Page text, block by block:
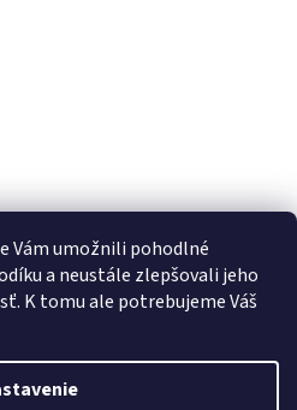
Vám umožnili pohodlné
a neustále zlepšovali jeho
K tomu ale potrebujeme Váš
Shoptet